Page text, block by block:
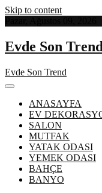
Skip to content
Evde Son Trend
Evde Son Trend
ANASAYFA
EV
SALON
MUTFAK
YATAK ODASI
YEMEK ODASI
BAHÇE
BANYO